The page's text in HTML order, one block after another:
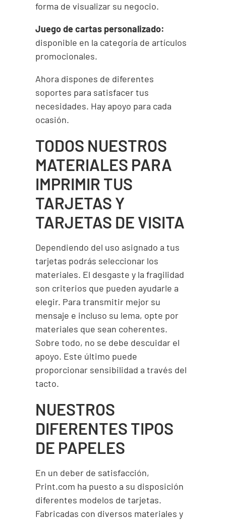
forma de visualizar su negocio.
Juego de cartas personalizado:
disponible en la categoría de artículos
promocionales.
Ahora dispones de diferentes
soportes para satisfacer tus
necesidades. Hay apoyo para cada
ocasión.
TODOS NUESTROS
MATERIALES PARA
IMPRIMIR TUS
TARJETAS Y
TARJETAS DE VISITA
Dependiendo del uso asignado a tus
tarjetas podrás seleccionar los
materiales. El desgaste y la fragilidad
son criterios que pueden ayudarle a
elegir. Para transmitir mejor su
mensaje e incluso su lema, opte por
materiales que sean coherentes.
Sobre todo, no se debe descuidar el
apoyo. Este último puede
proporcionar sensibilidad a través del
tacto.
NUESTROS
DIFERENTES TIPOS
DE PAPELES
En un deber de satisfacción,
Print.com ha puesto a su disposición
diferentes modelos de tarjetas.
Fabricadas con diversos materiales y